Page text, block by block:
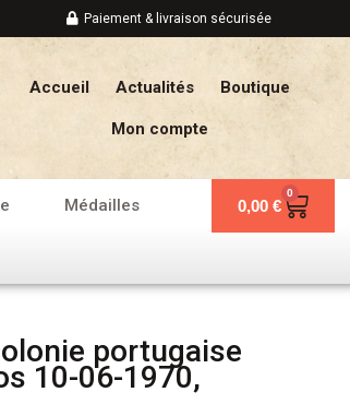
Paiement & livraison sécurisée
Accueil Actualités Boutique
Mon compte
Médailles 0,00 €
0
Panier
portugaise
10-06-1970,